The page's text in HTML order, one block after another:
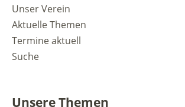
Unser Verein
Aktuelle Themen
Termine aktuell
Suche
Unsere Themen